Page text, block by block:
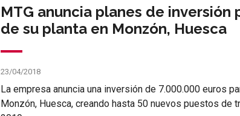
MTG anuncia planes de inversión
de su planta en Monzón, Huesca
23/04/2018
La empresa anuncia una inversión de 7.000.000 euros
Monzón, Huesca, creando hasta 50 nuevos puestos de